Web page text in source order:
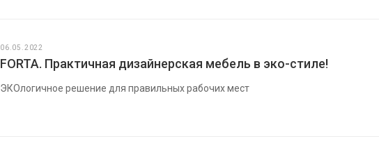
06.05.2022
FORTA. Практичная дизайнерская мебель в эко-стиле!
ЭКОлогичное решение для правильных рабочих мест